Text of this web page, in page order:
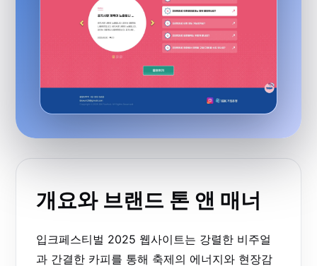
개요와 브랜드 톤 앤 매너
입크페스티벌 2025 웹사이트는 강렬한 비주얼
과 간결한 카피를 통해 축제의 에너지와 현장감